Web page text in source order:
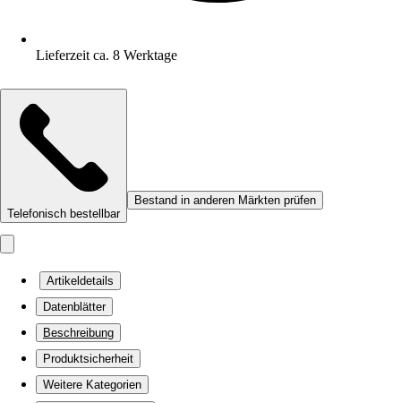
Lieferzeit ca. 8 Werktage
Telefonisch bestellbar
Bestand in anderen Märkten prüfen
Artikeldetails
Datenblätter
Beschreibung
Produktsicherheit
Weitere Kategorien